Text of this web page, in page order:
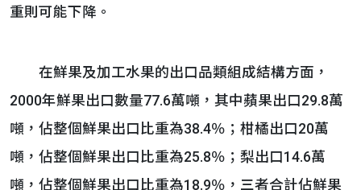
重則可能下降。
在鮮果及加工水果的出口品類組成結構方面，
2000年鮮果出口數量77.6萬噸，其中蘋果出口29.8萬
噸，佔整個鮮果出口比重為38.4％；柑橘出口20萬
噸，佔整個鮮果出口比重為25.8％；梨出口14.6萬
噸，佔整個鮮果出口比重為18.9％，三者合計佔鮮果